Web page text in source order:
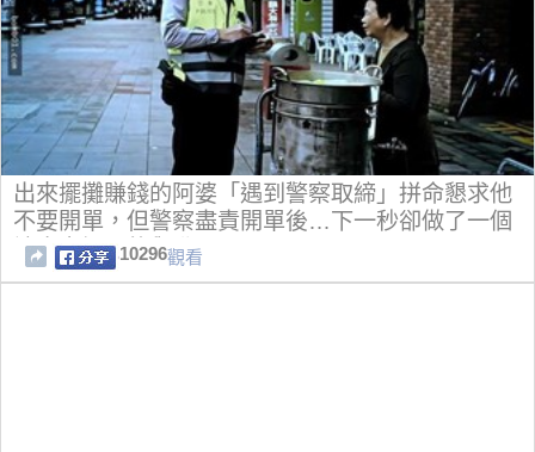
出來擺攤賺錢的阿婆「遇到警察取締」拼命懇求他
不要開單，但警察盡責開單後…下一秒卻做了一個
讓大家爆哭的舉動！
10296觀看